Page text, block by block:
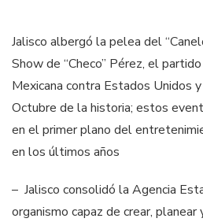
Jalisco albergó la pelea del
Show de “Checo” Pérez, el
Mexicana contra Estados Unidos
Octubre de la historia; estos
en el primer plano del
en los últimos años
– Jalisco consolidó la Agencia
organismo capaz de crear,